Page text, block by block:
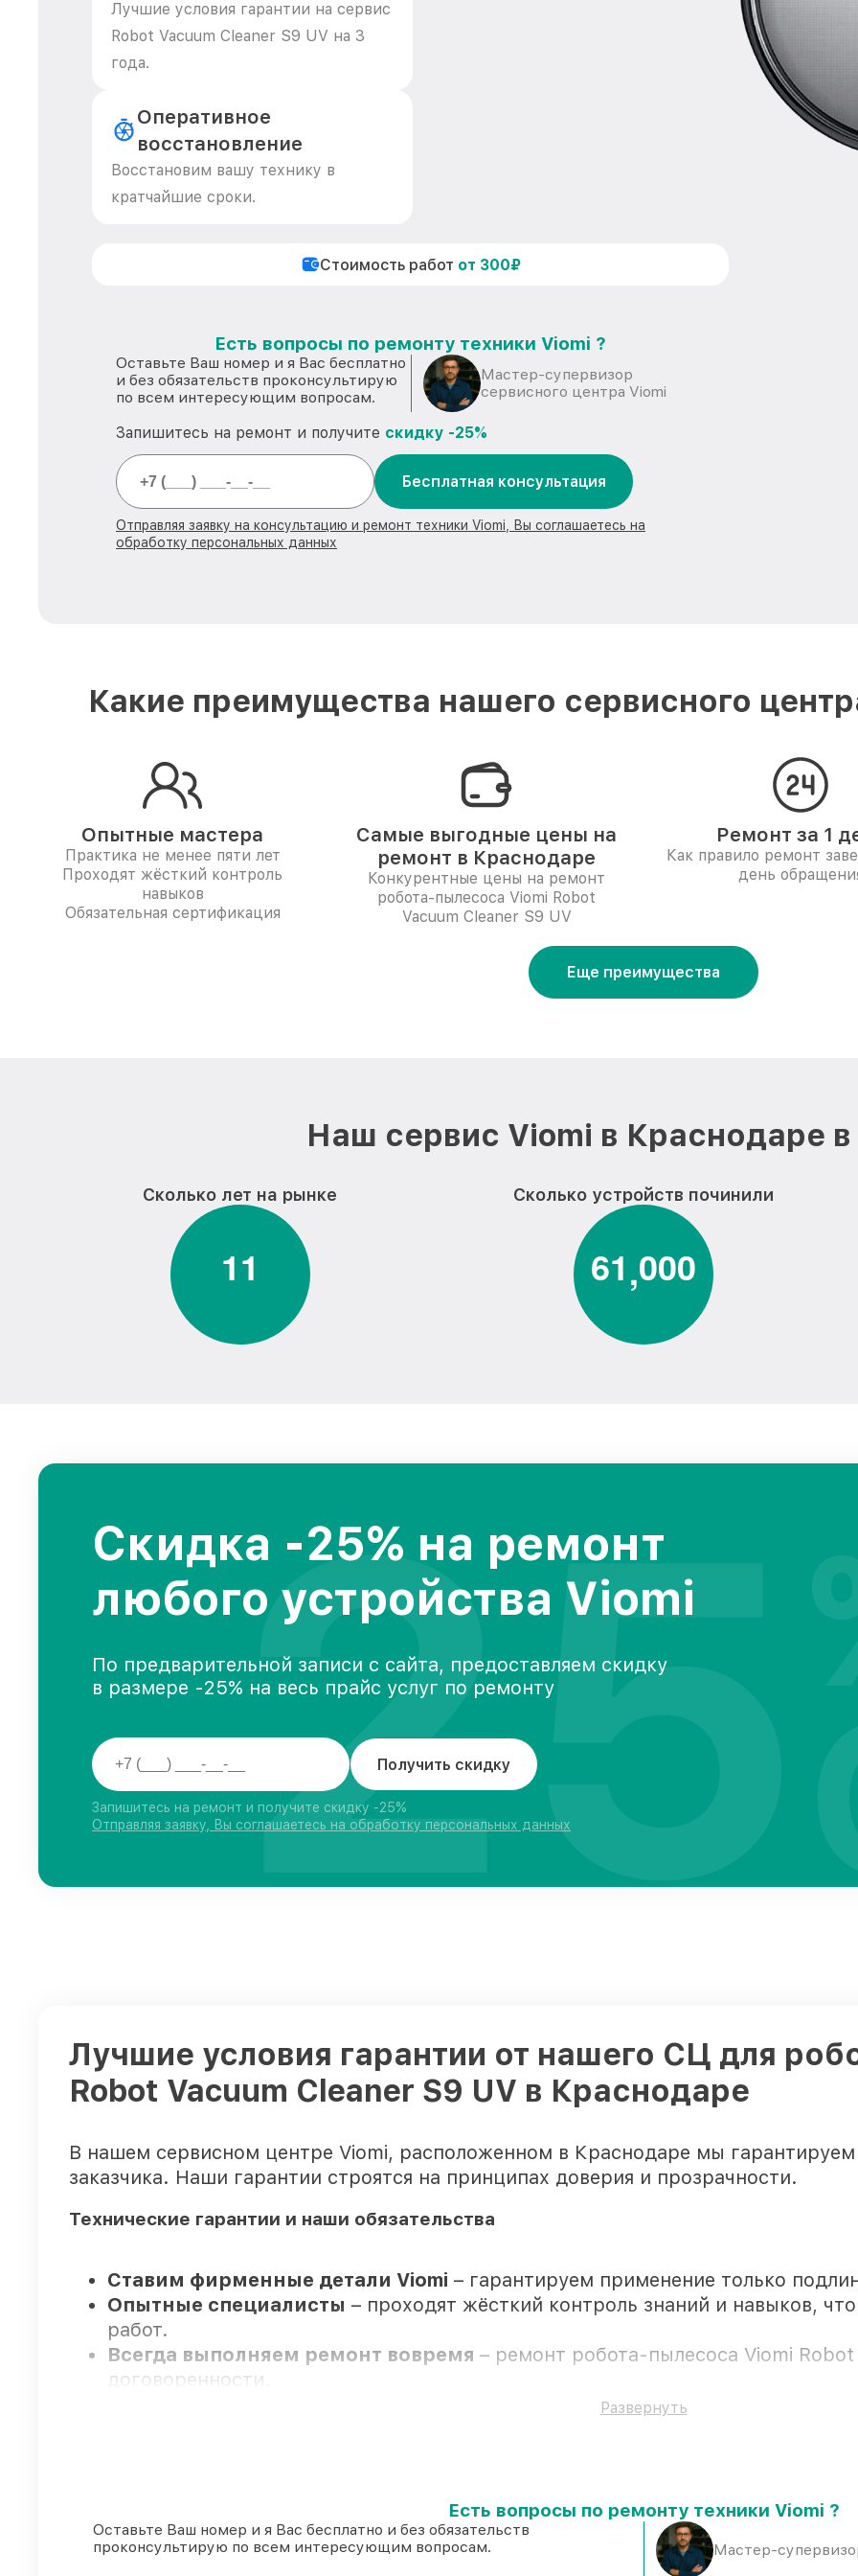
Лучшие условия гарантии на сервис
Robot Vacuum Cleaner S9 UV на 3
года.
Оперативное
восстановление
Восстановим вашу технику в
кратчайшие сроки.
Стоимость работ от 300₽
Есть вопросы по ремонту техники Viomi ?
Оставьте Ваш номер и я Вас бесплатно
и без обязательств проконсультирую
по всем интересующим вопросам.
Мастер-супервизор
сервисного центра Viomi
Запишитесь на ремонт и получите скидку -25%
Бесплатная консультация
Отправляя заявку на консультацию и ремонт техники Viomi, Вы соглашаетесь на
обработку персональных данных
Какие преимущества нашего сервисного
Опытные мастера
Практика не менее пяти лет
Проходят жёсткий контроль
навыков
Обязательная сертификация
Самые выгодные цены на
ремонт в Краснодаре
Конкурентные цены на ремонт
робота-пылесоса Viomi Robot
Vacuum Cleaner S9 UV
Ремонт за 1
Как правило ремонт
день
Еще преимущества
Наш сервис Viomi в Краснодаре
Сколько лет на рынке
11
Сколько устройств починили
61,000
Скидка -25% на ремонт
любого устройства Viomi
По предварительной записи с сайта, предоставляем скидку
в размере -25% на весь прайс услуг по ремонту
Получить скидку
Запишитесь на ремонт и получите скидку -25%
Отправляя заявку, Вы соглашаетесь на обработку персональных данных
25
Лучшие условия гарантии от нашего СЦ для
Robot Vacuum Cleaner S9 UV в Краснодаре
В нашем сервисном центре Viomi, расположенном в Краснодаре мы
заказчика. Наши гарантии строятся на принципах доверия и прозрачности.
Технические гарантии и наши обязательства
Ставим фирменные детали Viomi – гарантируем применение только
Опытные специалисты – проходят жёсткий контроль знаний и навыков,
работ.
Всегда выполняем ремонт вовремя – ремонт робота-пылесоса Viomi
договоренности.
– все работы и запчасти защищены гарантийной
80%работ проводим в присутствии клиента
90%запчастей Viomi готовы к установке в Краснодаре, остальные
Развернуть
Есть вопросы по ремонту техники Viomi ?
Оставьте Ваш номер и я Вас бесплатно и без обязательств
проконсультирую по всем интересующим вопросам.
Мастер-